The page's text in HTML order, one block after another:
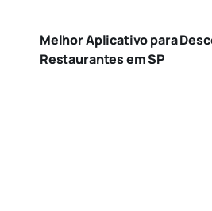
Melhor Aplicativo para
Restaurantes em SP